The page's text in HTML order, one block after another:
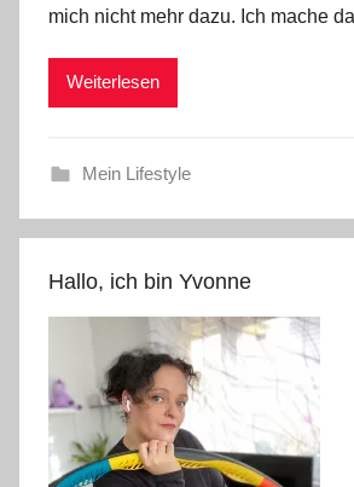
mich nicht mehr dazu. Ich mache
Weiterlesen
Mein Lifestyle
Hallo, ich bin Yvonne